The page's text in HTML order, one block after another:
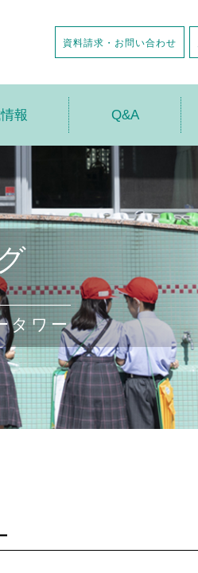
資料請求・お問い合わせ
報
日程
募集要項
情報
申し込み
フレット
Q&A
タワー